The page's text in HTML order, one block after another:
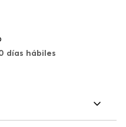
días hábiles